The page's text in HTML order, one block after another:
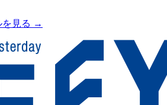
を見る →